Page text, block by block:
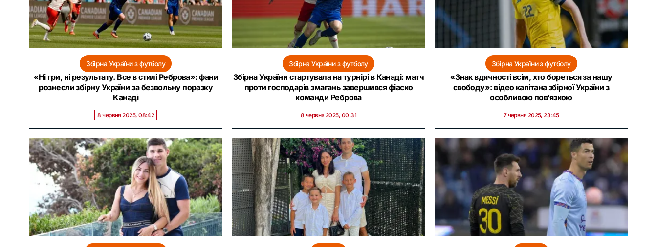
Збірна України з футболу
«Ні гри, ні результату. Все в стилі Реброва»: фани
рознесли збірну України за безвольну поразку
Канаді
8 червня 2025, 08:42
Збірна України з футболу
Збірна України стартувала на турнірі в Канаді: матч
проти господарів змагань завершився фіаско
команди Реброва
8 червня 2025, 00:31
Збірна України з футболу
«Знак вдячності всім, хто бореться за нашу
свободу»: відео капітана збірної України з
особливою пов’язкою
7 червня 2025, 23:45